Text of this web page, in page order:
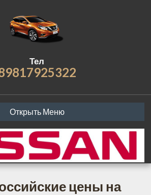
Тел
Открыть Меню
цены на